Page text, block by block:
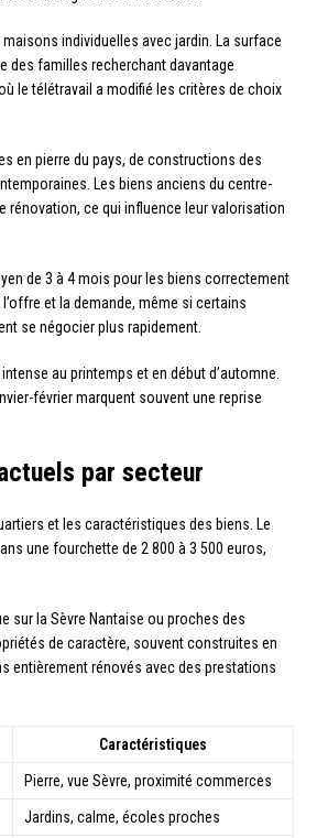
individuelles avec jardin. La surface
des familles recherchant davantage
le télétravail a modifié les critères de choix
en pierre du pays, de constructions des
Les biens anciens du centre-
rénovation, ce qui influence leur valorisation
de 3 à 4 mois pour les biens correctement
et la demande, même si certains
se négocier plus rapidement.
au printemps et en début d’automne.
février marquent souvent une reprise
par secteur
et les caractéristiques des biens. Le
une fourchette de 2 800 à 3 500 euros,
sur la Sèvre Nantaise ou proches des
de caractère, souvent construites en
entièrement rénovés avec des prestations
Caractéristiques
Pierre, vue Sèvre, proximité commerces
Jardins, calme, écoles proches